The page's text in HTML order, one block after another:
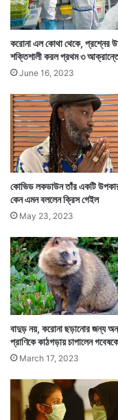
প্রয়োজনীয় কড়া
তাদের সতর্ক করা
করোনা এল কোথা থেকে, প্রশ্নের
শক্তিশালী করল প্রথম ৩
June 16, 2023
কোভিড লকডাউন তাঁর একটি
কেন এমন বললেন ক্রিস গেইল
May 23, 2023
বাদুড় নয়, করোনা ছড়ানোর জন্য
প্রাণিকে কাঠগড়ায় চাপালেন
March 17, 2023